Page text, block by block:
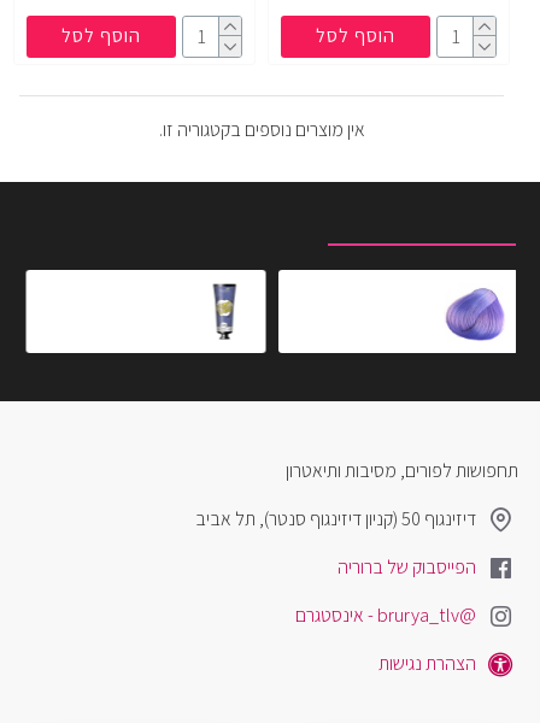
הוסף לסל הוסף לסל
אין מוצרים נוספים בקטגוריה זו.
תחפושות לפורים, מסיבות ותיאטרון
דיזינגוף 50 (קניון דיזינגוף סנטר), תל אביב
הפייסבוק של ברוריה
@brurya_tlv - אינסטגרם
הצהרת נגישות